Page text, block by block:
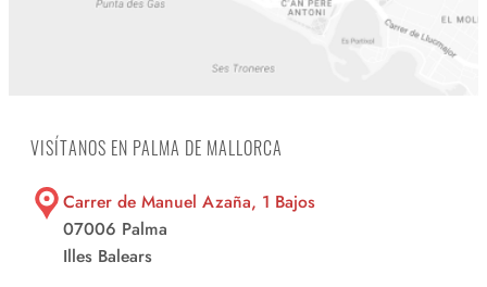
VISÍTANOS EN PALMA DE MALLORCA
Carrer de Manuel Azaña, 1 Bajos
07006 Palma
Illes Balears